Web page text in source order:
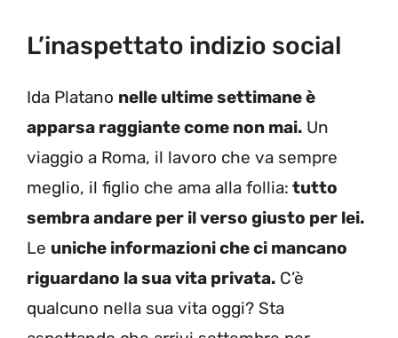
L’inaspettato indizio social
Ida Platano nelle ultime settimane è
apparsa raggiante come non mai. Un
viaggio a Roma, il lavoro che va sempre
meglio, il figlio che ama alla follia: tutto
sembra andare per il verso giusto per lei.
Le uniche informazioni che ci mancano
riguardano la sua vita privata. C’è
qualcuno nella sua vita oggi? Sta